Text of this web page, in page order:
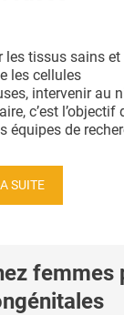
les tissus sains et
les cellules
intervenir au
c’est l’objectif
équipes de
SUITE
femmes